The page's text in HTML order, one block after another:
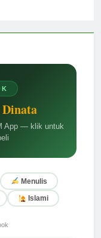
App — klik untuk
Menulis
Islami